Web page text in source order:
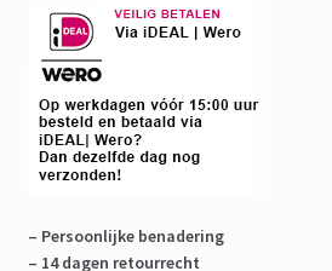
– Persoonlijke benadering
– 14 dagen retourrecht